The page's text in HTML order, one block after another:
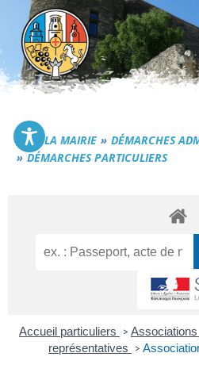
contenu
Commune
LA MAIRIE
DÉMARCHES
DÉMARCHES PARTICULIERS
Accueil particuliers > Associations
représentatives
>